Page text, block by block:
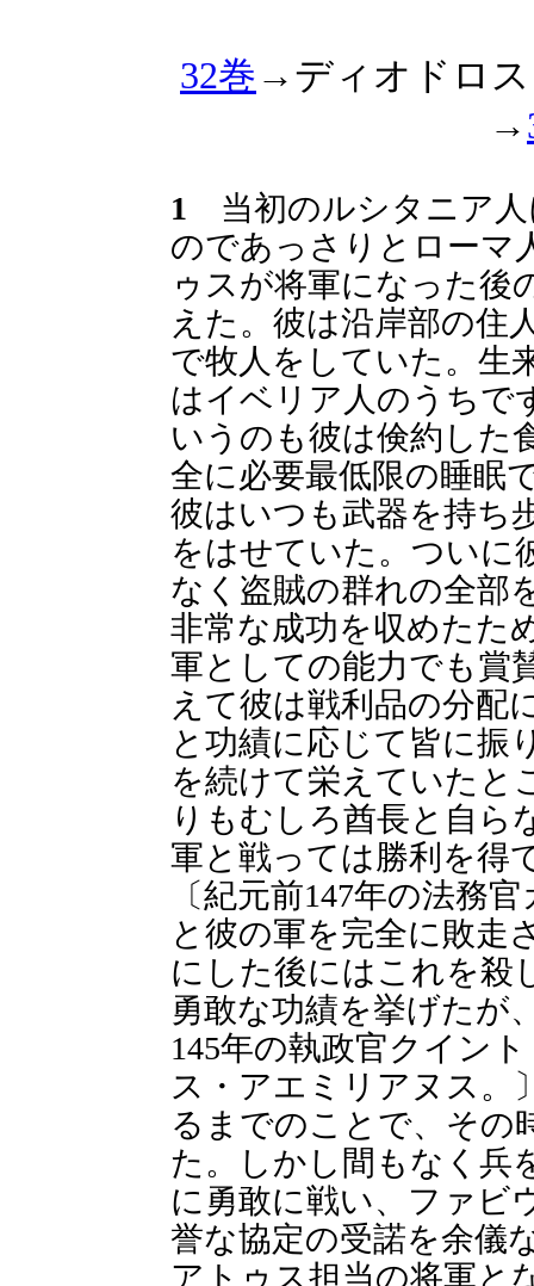
32巻 →ディオドロス
→
1 当初のルシタニア人
のであっさりとローマ
ゥスが将軍になった後
えた。彼は沿岸部の住
で牧人をしていた。生
はイベリア人のうちで
いうのも彼は倹約した
全に必要最低限の睡眠
彼はいつも武器を持ち
をはせていた。ついに
なく盗賊の群れの全部
非常な成功を収めたた
軍としての能力でも賞
えて彼は戦利品の分配
と功績に応じて皆に振
を続けて栄えていたと
りもむしろ酋長と自ら
軍と戦っては勝利を得
〔紀元前147年の法務
と彼の軍を完全に敗走
にした後にはこれを殺
勇敢な功績を挙げたが
145年の執政官クイン
ス・アエミリアヌス。
るまでのことで、その
た。しかし間もなく兵
に勇敢に戦い、ファビ
誉な協定の受諾を余儀
アトゥス担当の将軍と